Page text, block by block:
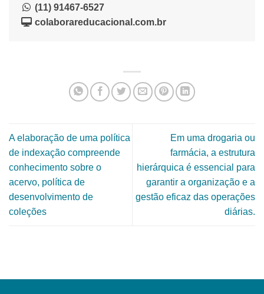
(11) 91467-6527
colaborareducacional.com.br
A elaboração de uma política
de indexação compreende
conhecimento sobre o
acervo, política de
desenvolvimento de
coleções
Em uma drogaria ou
farmácia, a estrutura
hierárquica é essencial para
garantir a organização e a
gestão eficaz das operações
diárias.